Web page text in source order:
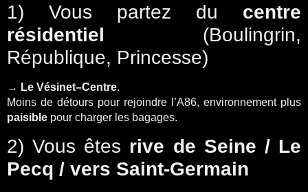
1) Vous partez du centre
résidentiel (Boulingrin,
République, Princesse)
→ Le Vésinet–Centre.
Moins de détours pour rejoindre l’A86, environnement plus
paisible pour charger les bagages.
2) Vous êtes rive de Seine / Le
Pecq / vers Saint-Germain